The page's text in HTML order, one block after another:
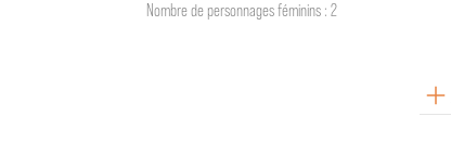
Nombre de personnages féminins : 2